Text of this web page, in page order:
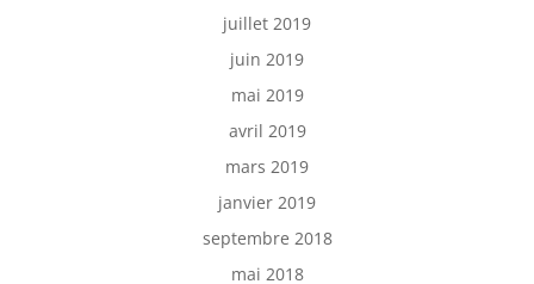
juillet 2019
juin 2019
mai 2019
avril 2019
mars 2019
janvier 2019
septembre 2018
mai 2018